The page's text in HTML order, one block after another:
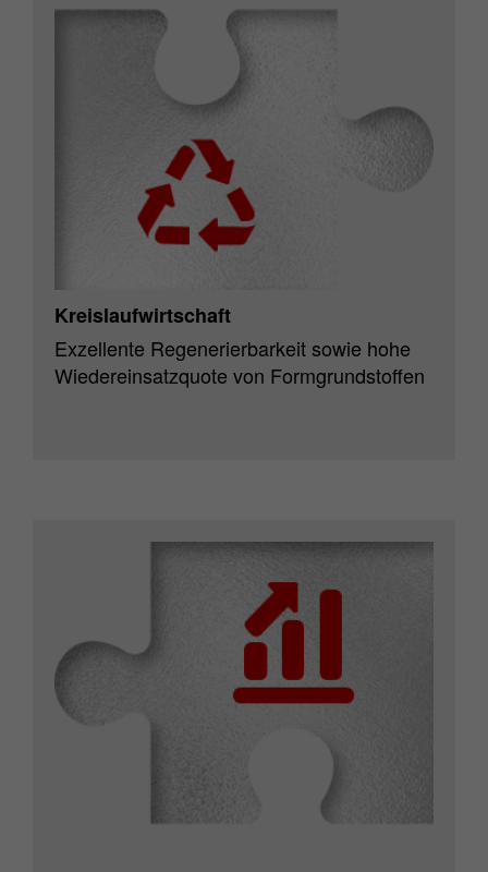
Kreislaufwirtschaft
Exzellente Regenerierbarkeit sowie hohe
Wiedereinsatzquote von Formgrundstoffen